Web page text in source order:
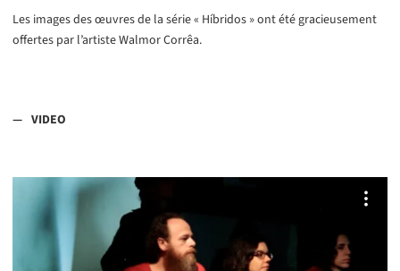
Les images des œuvres de la série « Híbridos » ont été gracieusement
offertes par l’artiste Walmor Corrêa.
VIDEO